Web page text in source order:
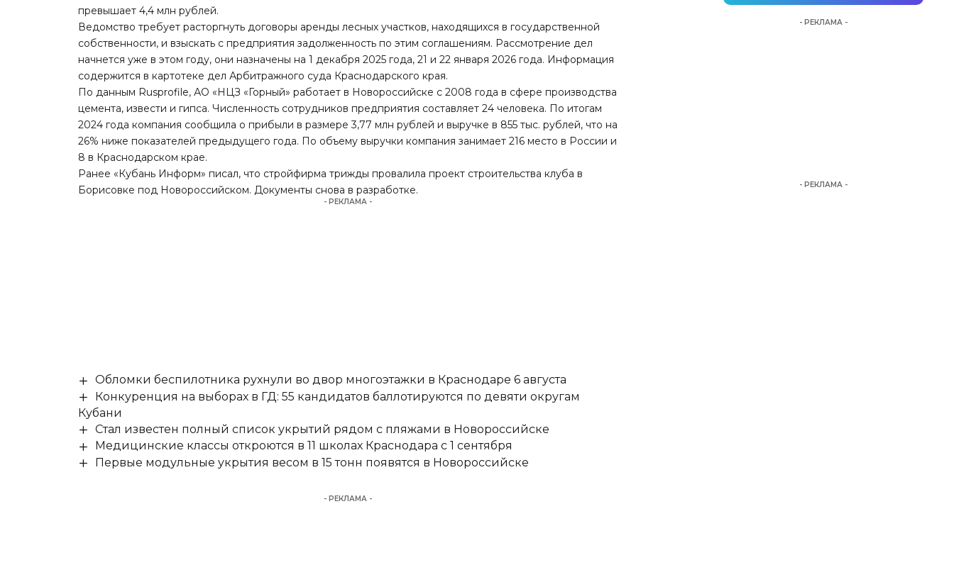
превышает 4,4 млн рублей.
Ведомство требует расторгнуть договоры аренды лесных участков, находящихся в государственной
собственности, и взыскать с предприятия задолженность по этим соглашениям. Рассмотрение дел
начнется уже в этом году, они назначены на 1 декабря 2025 года, 21 и 22 января 2026 года. Информация
содержится в картотеке дел Арбитражного суда Краснодарского края.
По данным Rusprofile, АО «НЦЗ «Горный» работает в Новороссийске с 2008 года в сфере производства
цемента, извести и гипса. Численность сотрудников предприятия составляет 24 человека. По итогам
2024 года компания сообщила о прибыли в размере 3,77 млн рублей и выручке в 855 тыс. рублей, что на
26% ниже показателей предыдущего года. По объему выручки компания занимает 216 место в России и
8 в Краснодарском крае.
Ранее «Кубань Информ» писал, что стройфирма трижды провалила проект строительства клуба в
Борисовке под Новороссийском. Документы снова в разработке.
- РЕКЛАМА -
Обломки беспилотника рухнули во двор многоэтажки в Краснодаре 6 августа
Конкуренция на выборах в ГД: 55 кандидатов баллотируются по девяти округам
Кубани
Стал известен полный список укрытий рядом с пляжами в Новороссийске
Медицинские классы откроются в 11 школах Краснодара с 1 сентября
Первые модульные укрытия весом в 15 тонн появятся в Новороссийске
- РЕКЛАМА -
- РЕКЛАМА -
- РЕКЛАМА -